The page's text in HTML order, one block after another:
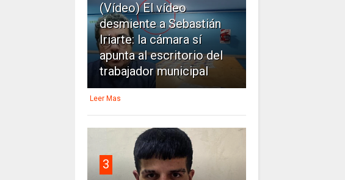
(Vídeo) El vídeo
desmiente a Sebastián
Iriarte: la cámara sí
apunta al escritorio del
trabajador municipal
Leer Mas
3